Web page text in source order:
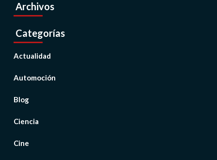
Archivos
Categorías
Actualidad
Automoción
Blog
Ciencia
Cine